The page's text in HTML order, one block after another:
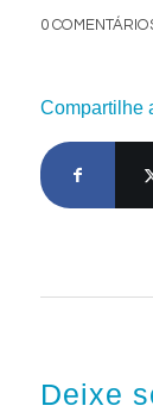
0
Compartilhe
Deixe